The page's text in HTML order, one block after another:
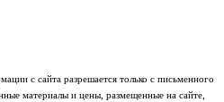
с сайта разрешается только с письменного
материалы и цены, размещенные на сайте,